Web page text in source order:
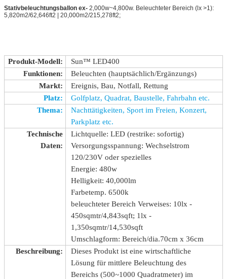
Stativbeleuchtungsballon ex- 2,000w~4,800w. Beleuchteter Bereich (lx >1):
5,820m2/62,646ft2 | 20,000m2/215,278ft2;
Produkt-Modell:
Sun™ LED400
Funktionen:
Beleuchten (hauptsächlich/Ergänzungs)
Markt:
Ereignis, Bau, Notfall, Rettung
Platz:
Golfplatz, Quadrat, Baustelle, Fahrbahn etc.
Thema:
Nachttätigkeiten, Sport im Freien, Konzert,
Parkplatz etc.
Technische
Daten:
Lichtquelle: LED (restrike: sofortig)
Versorgungsspannung: Wechselstrom
120/230V oder spezielles
Energie: 480w
Helligkeit: 40,000lm
Farbetemp. 6500k
beleuchteter Bereich Verweises: 10lx -
450sqmtr/4,843sqft; 1lx -
1,350sqmtr/14,530sqft
Umschlagform: Bereich/dia.70cm x 36cm
Beschreibung:
Dieses Produkt ist eine wirtschaftliche
Lösung für mittlere Beleuchtung des
Bereichs (500~1000 Quadratmeter) im